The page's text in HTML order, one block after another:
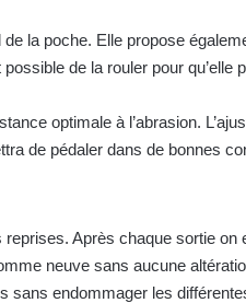
la poche. Elle propose
de la rouler pour qu’elle
optimale à l’abrasion.
de pédaler dans de bonnes
Après chaque sortie on
neuve sans aucune
sans endommager les